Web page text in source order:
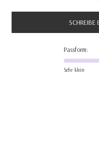
SCHREIBE
Passform:
Sehr klein